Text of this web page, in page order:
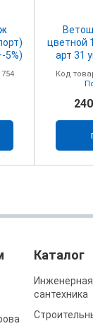
500 г (+-5%)
цветной
Код
Каталог
Инженерная
сантехника